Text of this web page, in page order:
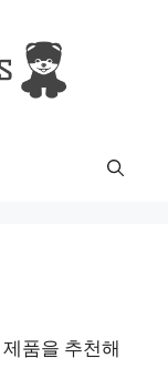
품을 추천해